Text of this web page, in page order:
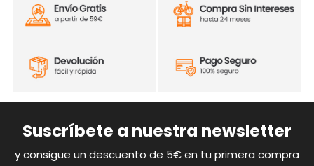
Suscríbete a nuestra newsletter
y consigue un descuento de 5€ en tu primera compra